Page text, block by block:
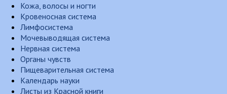
Кожа, волосы и ногти
Кровеносная система
Лимфосистема
Мочевыводящая система
Нервная система
Органы чувств
Пищеварительная система
Календарь науки
Листы из Красной книги